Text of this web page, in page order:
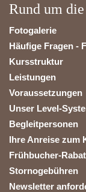
Rund um
Fotogalerie
Häufige Fragen -
Kursstruktur
Leistungen
Voraussetzungen
Unser Level-
Begleitpersonen
Ihre Anreise zum
Frühbucher-
Stornogebühren
Newsletter